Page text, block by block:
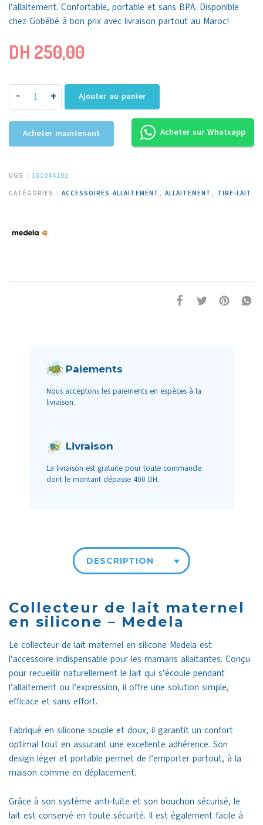
l’allaitement. Confortable, portable et sans BPA. Disponible
chez Gobébé à bon prix avec livraison partout au Maroc!
DH 250,00
- + Ajouter au panier
Acheter maintenant Acheter sur Whatsapp
UGS : 101044202
CATÉGORIES : ACCESSOIRES ALLAITEMENT , ALLAITEMENT , TIRE-LAIT
Paiements
Nous acceptons les paiements en espèces à la
livraison.
Livraison
La livraison est gratuite pour toute commande
dont le montant dépasse 400 DH.
DESCRIPTION
Collecteur de lait maternel
en silicone – Medela
Le collecteur de lait maternel en silicone Medela est
l’accessoire indispensable pour les mamans allaitantes. Conçu
pour recueillir naturellement le lait qui s’écoule pendant
l’allaitement ou l’expression, il offre une solution simple,
efficace et sans effort.
Fabriqué en silicone souple et doux, il garantit un confort
optimal tout en assurant une excellente adhérence. Son
design léger et portable permet de l’emporter partout, à la
maison comme en déplacement.
Grâce à son système anti-fuite et son bouchon sécurisé, le
lait est conservé en toute sécurité. Il est également facile à